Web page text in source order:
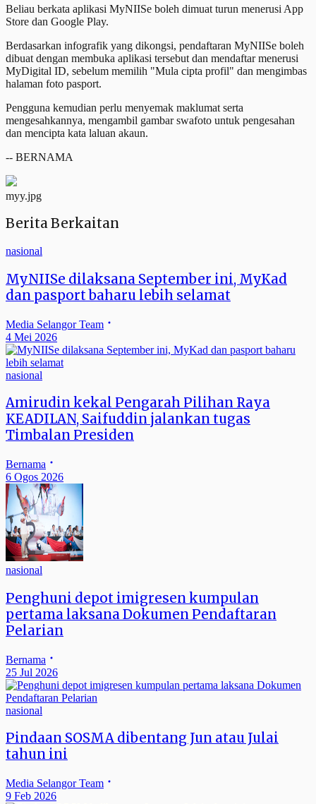
Beliau berkata aplikasi MyNIISe boleh dimuat turun menerusi App
Store dan Google Play.
Berdasarkan infografik yang dikongsi, pendaftaran MyNIISe boleh
dibuat dengan membuka aplikasi tersebut dan mendaftar menerusi
MyDigital ID, sebelum memilih "Mula cipta profil" dan mengimbas
halaman foto pasport.
Pengguna kemudian perlu menyemak maklumat serta
mengesahkannya, mengambil gambar swafoto untuk pengesahan
dan mencipta kata laluan akaun.
-- BERNAMA
myy.jpg
Berita Berkaitan
nasional
MyNIISe dilaksana September ini, MyKad
dan pasport baharu lebih selamat
Media Selangor Team
4 Mei 2026
nasional
Amirudin kekal Pengarah Pilihan Raya
KEADILAN, Saifuddin jalankan tugas
Timbalan Presiden
Bernama
6 Ogos 2026
nasional
Penghuni depot imigresen kumpulan
pertama laksana Dokumen Pendaftaran
Pelarian
Bernama
25 Jul 2026
nasional
Pindaan SOSMA dibentang Jun atau Julai
tahun ini
Media Selangor Team
9 Feb 2026